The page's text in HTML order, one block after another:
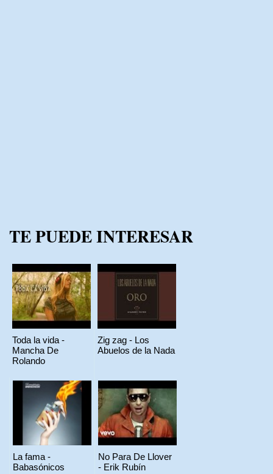
TE PUEDE INTERESAR
Toda la vida -
Mancha De
Rolando
Zig zag - Los
Abuelos de la Nada
La fama -
Babasónicos
No Para De Llover
- Erik Rubín